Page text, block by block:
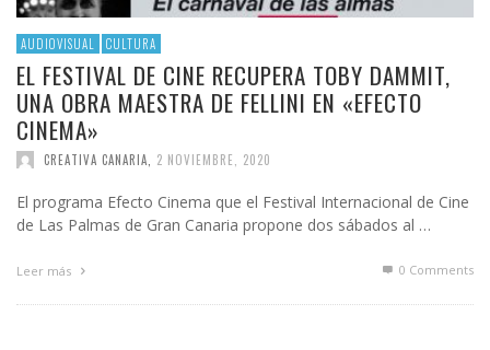
AUDIOVISUAL CULTURA
EL FESTIVAL DE CINE RECUPERA TOBY DAMMIT,
UNA OBRA MAESTRA DE FELLINI EN «EFECTO
CINEMA»
CREATIVA CANARIA 2 NOVIEMBRE, 2020
El programa Efecto Cinema que el Festival Internacional de Cine
de Las Palmas de Gran Canaria propone dos sábados al …
Leer más 0 Comments